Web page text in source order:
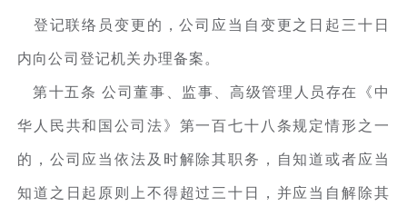
登记联络员变更的，公司应当自变更之日起三十日
内向公司登记机关办理备案。
第十五条 公司董事、监事、高级管理人员存在《中
华人民共和国公司法》第一百七十八条规定情形之一
的，公司应当依法及时解除其职务，自知道或者应当
知道之日起原则上不得超过三十日，并应当自解除其